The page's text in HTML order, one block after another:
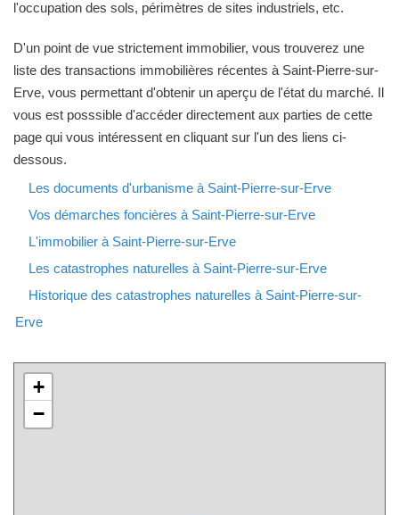
l'occupation des sols, périmètres de sites industriels, etc.
D'un point de vue strictement immobilier, vous trouverez une
liste des transactions immobilières récentes à Saint-Pierre-sur-
Erve, vous permettant d'obtenir un aperçu de l'état du marché. Il
vous est posssible d'accéder directement aux parties de cette
page qui vous intéressent en cliquant sur l'un des liens ci-
dessous.
Les documents d'urbanisme à Saint-Pierre-sur-Erve
Vos démarches foncières à Saint-Pierre-sur-Erve
L'immobilier à Saint-Pierre-sur-Erve
Les catastrophes naturelles à Saint-Pierre-sur-Erve
Historique des catastrophes naturelles à Saint-Pierre-sur-
Erve
+
−